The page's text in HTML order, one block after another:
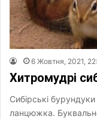
6 Жовтня, 2021,
Хитромудрі
Сибірські
ланцюжка.